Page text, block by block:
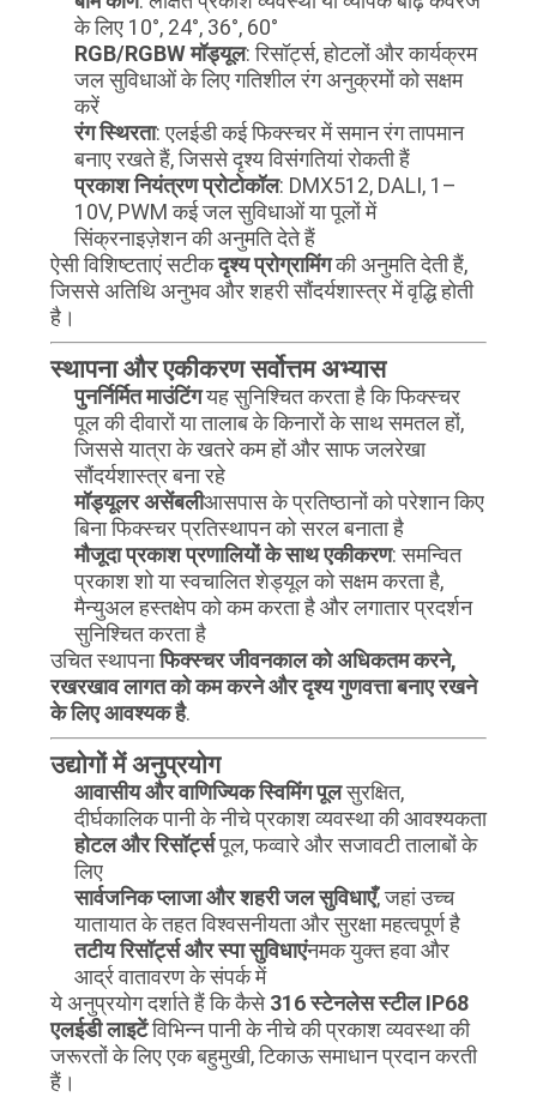
के लिए 10°, 24°, 36°, 60°
RGB/RGBW मॉड्यूल: रिसॉर्ट्स, होटलों और कार्यक्रम
जल सुविधाओं के लिए गतिशील रंग अनुक्रमों को सक्षम
करें
रंग स्थिरता: एलईडी कई फिक्स्चर में समान रंग तापमान
बनाए रखते हैं, जिससे दृश्य विसंगतियां रोकती हैं
प्रकाश नियंत्रण प्रोटोकॉल: DMX512, DALI, 1–
10V, PWM कई जल सुविधाओं या पूलों में
सिंक्रनाइज़ेशन की अनुमति देते हैं
ऐसी विशिष्टताएं सटीकदृश्य प्रोग्रामिंगकी अनुमति देती हैं,
जिससे अतिथि अनुभव और शहरी सौंदर्यशास्त्र में वृद्धि होती
है।
स्थापना और एकीकरण सर्वोत्तम अभ्यास
पुनर्निर्मित माउंटिंगयह सुनिश्चित करता है कि फिक्स्चर
पूल की दीवारों या तालाब के किनारों के साथ समतल हों,
जिससे यात्रा के खतरे कम हों और साफ जलरेखा
सौंदर्यशास्त्र बना रहे
मॉड्यूलर असेंबलीआसपास के प्रतिष्ठानों को परेशान किए
बिना फिक्स्चर प्रतिस्थापन को सरल बनाता है
मौजूदा प्रकाश प्रणालियों के साथ एकीकरण: समन्वित
प्रकाश शो या स्वचालित शेड्यूल को सक्षम करता है,
मैन्युअल हस्तक्षेप को कम करता है और लगातार प्रदर्शन
सुनिश्चित करता है
उचित स्थापनाफिक्स्चर जीवनकाल को अधिकतम करने,
रखरखाव लागत को कम करने और दृश्य गुणवत्ता बनाए रखने
के लिए आवश्यक है.
उद्योगों में अनुप्रयोग
आवासीय और वाणिज्यिक स्विमिंग पूलसुरक्षित,
दीर्घकालिक पानी के नीचे प्रकाश व्यवस्था की आवश्यकता
होटल और रिसॉर्ट्सपूल, फव्वारे और सजावटी तालाबों के
लिए
सार्वजनिक प्लाजा और शहरी जल सुविधाएँ, जहां उच्च
यातायात के तहत विश्वसनीयता और सुरक्षा महत्वपूर्ण है
तटीय रिसॉर्ट्स और स्पा सुविधाएंनमक युक्त हवा और
आर्द्र वातावरण के संपर्क में
ये अनुप्रयोग दर्शाते हैं कि कैसे316 स्टेनलेस स्टील IP68
एलईडी लाइटेंविभिन्न पानी के नीचे की प्रकाश व्यवस्था की
जरूरतों के लिए एक बहुमुखी, टिकाऊ समाधान प्रदान करती
हैं।